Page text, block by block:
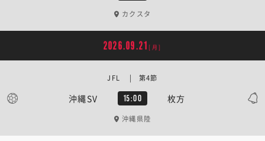
カクスタ
2026.09.21 [月]
沖縄SV 15:00 枚方
JFL | 第4節
沖縄県陸